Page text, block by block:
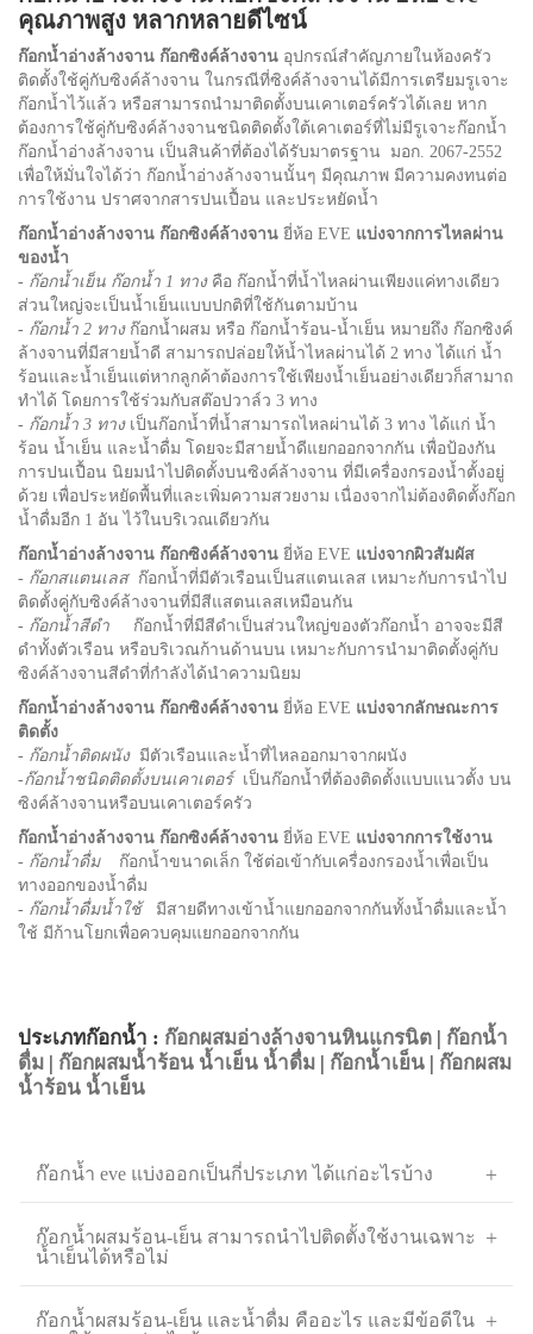
คุณภาพสูง หลากหลายดีไซน์
ก๊อกน้ำอ่างล้างจาน ก๊อกซิงค์ล้างจาน อุปกรณ์สำคัญภายในห้องครัว
ติดตั้งใช้คู่กับซิงค์ล้างจาน ในกรณีที่ซิงค์ล้างจานได้มีการเตรียมรูเจาะ
ก๊อกน้ำไว้แล้ว หรือสามารถนำมาติดตั้งบนเคาเตอร์ครัวได้เลย หาก
ต้องการใช้คู่กับซิงค์ล้างจานชนิดติดตั้งใต้เคาเตอร์ที่ไม่มีรูเจาะก๊อกน้ำ
ก๊อกน้ำอ่างล้างจาน เป็นสินค้าที่ต้องได้รับมาตรฐาน มอก. 2067-2552
เพื่อให้มั่นใจได้ว่า ก๊อกน้ำอ่างล้างจานนั้นๆ มีคุณภาพ มีความคงทนต่อ
การใช้งาน ปราศจากสารปนเปื้อน และประหยัดน้ำ
ก๊อกน้ำอ่างล้างจาน ก๊อกซิงค์ล้างจาน ยี่ห้อ EVE แบ่งจากการไหลผ่าน
ของน้ำ
- ก๊อกน้ำเย็น ก๊อกน้ำ 1 ทางคือ ก๊อกน้ำที่น้ำไหลผ่านเพียงแค่ทางเดียว
ส่วนใหญ่จะเป็นน้ำเย็นแบบปกติที่ใช้กันตามบ้าน
- ก๊อกน้ำ 2 ทางก๊อกน้ำผสม หรือ ก๊อกน้ำร้อน-น้ำเย็น หมายถึง ก๊อกซิงค์
ล้างจานที่มีสายน้ำดี สามารถปล่อยให้น้ำไหลผ่านได้ 2 ทาง ได้แก่ น้ำ
ร้อนและน้ำเย็นแต่หากลูกค้าต้องการใช้เพียงน้ำเย็นอย่างเดียวก็สามาถ
ทำได้ โดยการใช้ร่วมกับสต๊อปวาล์ว 3 ทาง
- ก๊อกน้ำ 3 ทาง เป็นก๊อกน้ำที่น้ำสามารถไหลผ่านได้ 3 ทาง ได้แก่ น้ำ
ร้อน น้ำเย็น และน้ำดื่ม โดยจะมีสายน้ำดีแยกออกจากกัน เพื่อป้องกัน
การปนเปื้อน นิยมนำไปติดตั้งบนซิงค์ล้างจาน ที่มีเครื่องกรองน้ำตั้งอยู่
ด้วย เพื่อประหยัดพื้นที่และเพิ่มความสวยงาม เนื่องจากไม่ต้องติดตั้งก๊อก
น้ำดื่มอีก 1 อัน ไว้ในบริเวณเดียวกัน
ก๊อกน้ำอ่างล้างจาน ก๊อกซิงค์ล้างจาน ยี่ห้อ EVE แบ่งจากผิวสัมผัส
- ก๊อกสแตนเลสก๊อกน้ำที่มีตัวเรือนเป็นสแตนเลส เหมาะกับการนำไป
ติดตั้งคู่กับซิงค์ล้างจานที่มีสีแสตนเลสเหมือนกัน
- ก๊อกน้ำสีดำ ก๊อกน้ำที่มีสีดำเป็นส่วนใหญ่ของตัวก๊อกน้ำ อาจจะมีสี
ดำทั้งตัวเรือน หรือบริเวณก้านด้านบน เหมาะกับการนำมาติดตั้งคู่กับ
ซิงค์ล้างจานสีดำที่กำลังได้นำความนิยม
ก๊อกน้ำอ่างล้างจาน ก๊อกซิงค์ล้างจาน ยี่ห้อ EVE แบ่งจากลักษณะการ
ติดตั้ง
- ก๊อกน้ำติดผนังมีตัวเรือนและน้ำที่ไหลออกมาจากผนัง
-ก๊อกน้ำชนิดติดตั้งบนเคาเตอร์ เป็นก๊อกน้ำที่ต้องติดตั้งแบบแนวตั้ง บน
ซิงค์ล้างจานหรือบนเคาเตอร์ครัว
ก๊อกน้ำอ่างล้างจาน ก๊อกซิงค์ล้างจาน ยี่ห้อ EVE แบ่งจากการใช้งาน
- ก๊อกน้ำดื่ม
ก๊อกน้ำขนาดเล็ก ใช้ต่อเข้ากับเครื่องกรองน้ำเพื่อเป็น
ทางออกของน้ำดื่ม
- ก๊อกน้ำดื่มน้ำใช้มีสายดีทางเข้าน้ำแยกออกจากกันทั้งน้ำดื่มและน้ำ
ใช้ มีก้านโยกเพื่อควบคุมแยกออกจากกัน
ประเภทก๊อกน้ำ : ก๊อกผสมอ่างล้างจานหินแกรนิต
ก๊อกน้ำ
ดื่ม
ก๊อกผสมน้ำร้อน น้ำเย็น น้ำดื่ม ก๊อกน้ำเย็น
ก๊อกผสม
น้ำร้อน น้ำเย็น
ก๊อกน้ำ eve แบ่งออกเป็นกี่ประเภท ได้แก่อะไรบ้าง
ก๊อกน้ำผสมร้อน-เย็น สามารถนำไปติดตั้งใช้งานเฉพาะ
น้ำเย็นได้หรือไม่
ก๊อกน้ำผสมร้อน-เย็น และน้ำดื่ม คืออะไร และมีข้อดีใน